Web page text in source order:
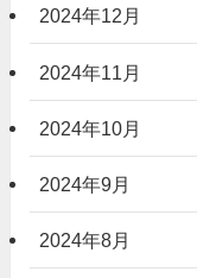
2024年12月
2024年11月
2024年10月
2024年9月
2024年8月